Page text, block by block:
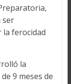
ser
la ferocidad
la
9 meses de